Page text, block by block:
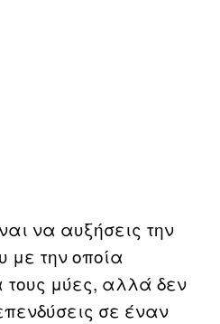
να αυξήσεις την
με την οποία
τους μύες, αλλά δεν
σε έναν